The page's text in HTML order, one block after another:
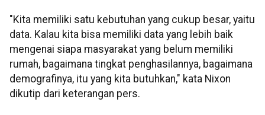
"Kita memiliki satu kebutuhan yang cukup besar, yaitu
data. Kalau kita bisa memiliki data yang lebih baik
mengenai siapa masyarakat yang belum memiliki
rumah, bagaimana tingkat penghasilannya, bagaimana
demografinya, itu yang kita butuhkan," kata Nixon
dikutip dari keterangan pers.